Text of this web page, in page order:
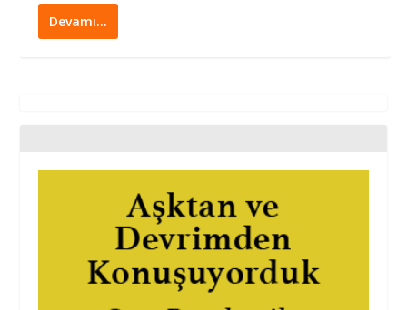
Devamı…